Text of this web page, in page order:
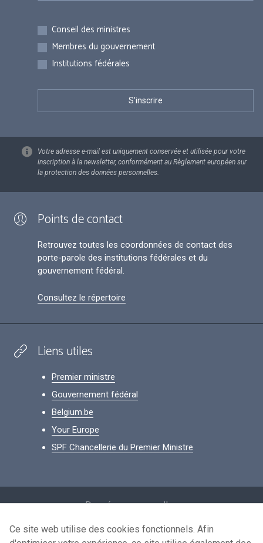
Inscriptions
Conseil des ministres
Membres du gouvernement
Institutions fédérales
Votre adresse e-mail est uniquement conservée et utilisée pour votre
inscription à la newsletter, conformément au Règlement européen sur
la protection des données personnelles.
Points de contact
Retrouvez toutes les coordonnées de contact des
porte-parole des institutions fédérales et du
gouvernement fédéral.
Consultez le répertoire
Liens utiles
Premier ministre
Gouvernement fédéral
Belgium.be
Your Europe
SPF Chancellerie du Premier Ministre
Données personnelles
Conditions de réutilisation
Ce site web utilise des cookies fonctionnels. Afin